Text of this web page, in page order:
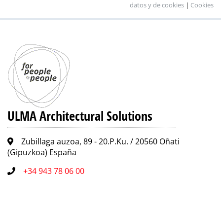
datos y de cookies | Cookies
ULMA Architectural Solutions
Zubillaga auzoa, 89 - 20.P.Ku. / 20560 Oñati
(Gipuzkoa) España
+34 943 78 06 00